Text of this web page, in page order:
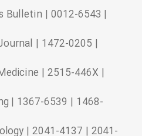
Bulletin | 0012-6543 |
| 1472-0205 |
| 2515-446X |
| 1367-6539 | 1468-
| 2041-4137 | 2041-